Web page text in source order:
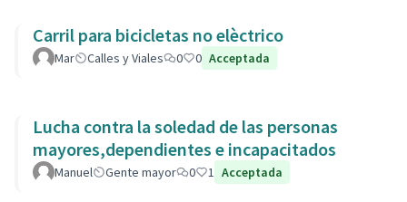
Carril para bicicletas no elèctrico
Mar Calles y Viales 0 0 Acceptada
Lucha contra la soledad de las personas
mayores,dependientes e incapacitados
Manuel Gente mayor 0 1 Acceptada